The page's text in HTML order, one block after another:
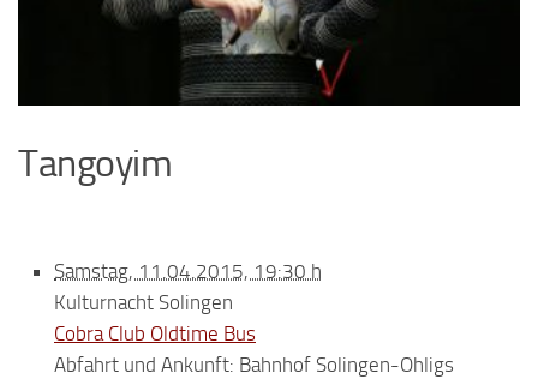
Tangoyim
Samstag, 11.04.2015, 19:30 h
Kulturnacht Solingen
Cobra Club Oldtime Bus
Abfahrt und Ankunft: Bahnhof Solingen-Ohligs